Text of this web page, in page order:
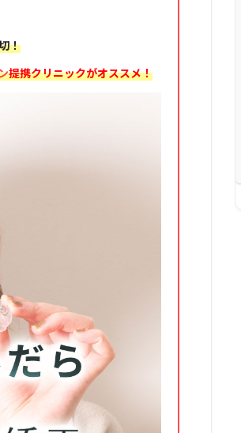
！
提携クリニックがオススメ！